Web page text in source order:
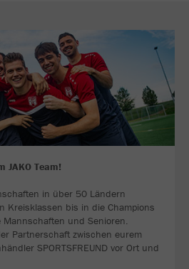
JAKO Team!
in über 50 Ländern
Kreisklassen bis in die Champions
Mannschaften und Senioren.
Partnerschaft zwischen eurem
SPORTSFREUND vor Ort und